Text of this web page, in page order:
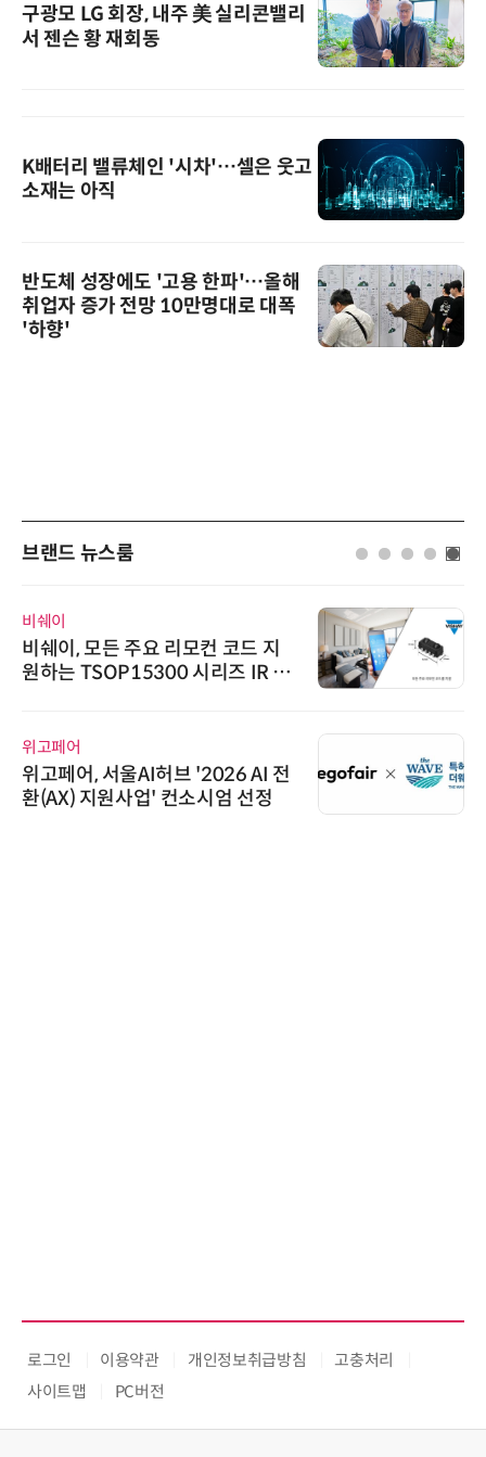
구광모 LG 회장, 내주 美 실리콘밸리
서 젠슨 황 재회동
K배터리 밸류체인 '시차'…셀은 웃고
소재는 아직
반도체 성장에도 '고용 한파'…올해
취업자 증가 전망 10만명대로 대폭
'하향'
브랜드 뉴스룸
비쉐이
비쉐이, 모든 주요 리모컨 코드 지
원하는 TSOP15300 시리즈 IR 수
위고페어
위고페어, 서울AI허브 '2026 AI 전
환(AX) 지원사업' 컨소시엄 선정
로그인 이용약관 개인정보취급방침
고충처리
사이트맵
PC버전